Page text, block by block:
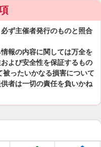
ず主催者発行のものと照合
報の内容に関しては万全を
よび安全性を保証するもの
ったいかなる損害について
者は一切の責任を負いかね